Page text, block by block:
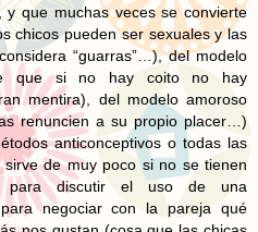
que muchas veces se convierte
chicos pueden ser sexuales y las
“guarras”…), del modelo
que si no hay coito no hay
mentira), del modelo amoroso
renuncien a su propio placer…)
anticonceptivos o todas las
de muy poco si no se tienen
para discutir el uso de una
negociar con la pareja qué